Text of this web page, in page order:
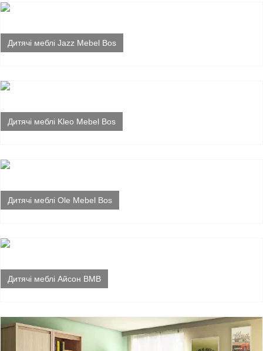
Дитячі меблі Jazz Mebel Bos
Дитячі меблі Kleo Mebel Bos
Дитячі меблі Ole Mebel Bos
Дитячі меблі Айсон ВМВ